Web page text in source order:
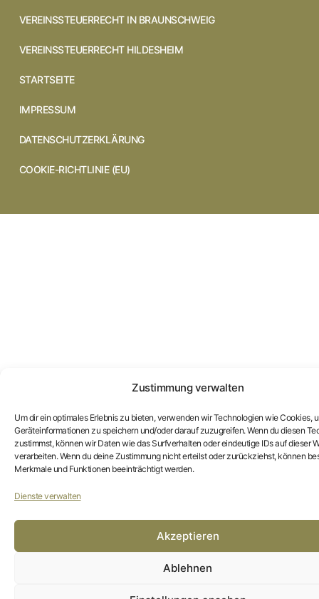
Zustimmung verwalten
Um dir ein optimales Erlebnis zu bieten, verwenden wir Technologien wie Cookies,
Geräteinformationen zu speichern und/oder darauf zuzugreifen. Wenn du diesen
zustimmst, können wir Daten wie das Surfverhalten oder eindeutige IDs auf dieser
verarbeiten. Wenn du deine Zustimmung nicht erteilst oder zurückziehst, können
Merkmale und Funktionen beeinträchtigt werden.
Dienste verwalten
Akzeptieren
Ablehnen
VEREINSSTEUERRECHT IN BRAUNSCHWEIG
VEREINSSTEUERRECHT HILDESHEIM
STARTSEITE
IMPRESSUM
DATENSCHUTZERKLÄRUNG
COOKIE-RICHTLINIE (EU)